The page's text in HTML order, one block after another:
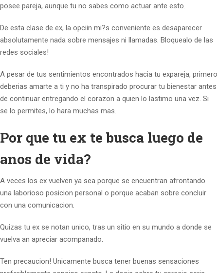
posee pareja, aunque tu no sabes como actuar ante esto.
De esta clase de ex, la opciin mi?s conveniente es desaparecer
absolutamente nada sobre mensajes ni llamadas. Bloquealo de las
redes sociales!
A pesar de tus sentimientos encontrados hacia tu expareja, primero
deberias amarte a ti y no ha transpirado procurar tu bienestar antes
de continuar entregando el corazon a quien lo lastimo una vez. Si
se lo permites, lo hara muchas mas.
Por que tu ex te busca luego de
anos de vida?
A veces los ex vuelven ya sea porque se encuentran afrontando
una laborioso posicion personal o porque acaban sobre concluir
con una comunicacion.
Quizas tu ex se notan unico, tras un sitio en su mundo a donde se
vuelva an apreciar acompanado.
Ten precaucion! Unicamente busca tener buenas sensaciones